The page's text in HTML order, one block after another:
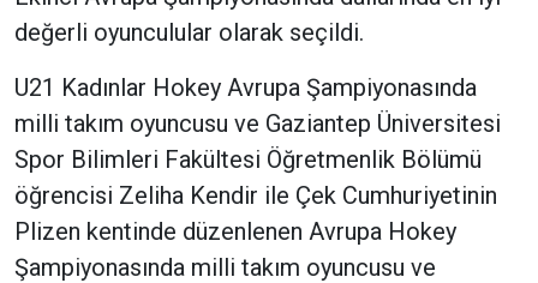
değerli oyunculular olarak seçildi.
U21 Kadınlar Hokey Avrupa Şampiyonasında
milli takım oyuncusu ve Gaziantep Üniversitesi
Spor Bilimleri Fakültesi Öğretmenlik Bölümü
öğrencisi Zeliha Kendir ile Çek Cumhuriyetinin
Plizen kentinde düzenlenen Avrupa Hokey
Şampiyonasında milli takım oyuncusu ve